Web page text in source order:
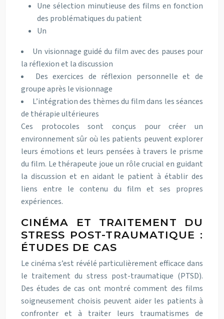
Une sélection minutieuse des films en fonction
des problématiques du patient
Un
Un visionnage guidé du film avec des pauses pour
la réflexion et la discussion
Des exercices de réflexion personnelle et de
groupe après le visionnage
L’intégration des thèmes du film dans les séances
de thérapie ultérieures
Ces protocoles sont conçus pour créer un
environnement sûr où les patients peuvent explorer
leurs émotions et leurs pensées à travers le prisme
du film. Le thérapeute joue un rôle crucial en guidant
la discussion et en aidant le patient à établir des
liens entre le contenu du film et ses propres
expériences.
CINÉMA ET TRAITEMENT DU
STRESS POST-TRAUMATIQUE :
ÉTUDES DE CAS
Le cinéma s’est révélé particulièrement efficace dans
le traitement du stress post-traumatique (PTSD).
Des études de cas ont montré comment des films
soigneusement choisis peuvent aider les patients à
confronter et à traiter leurs traumatismes de